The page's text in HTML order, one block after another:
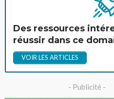
Des ressources
réussir dans ce
VOIR LES ARTICLES
- Publicité -